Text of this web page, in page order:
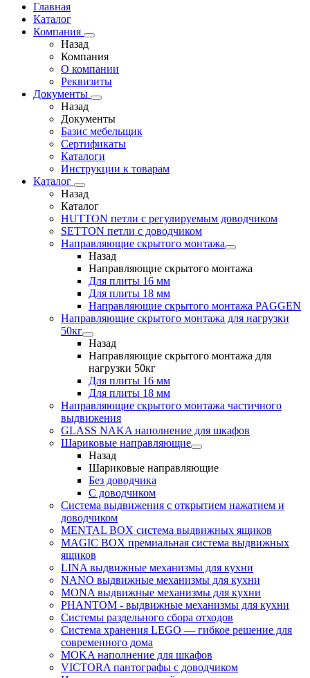
Главная
Каталог
Компания
Назад
Компания
О компании
Реквизиты
Документы
Назад
Документы
Базис мебельщик
Сертификаты
Каталоги
Инструкции к товарам
Каталог
Назад
Каталог
HUTTON петли с регулируемым доводчиком
SETTON петли с доводчиком
Направляющие скрытого монтажа
Назад
Направляющие скрытого монтажа
Для плиты 16 мм
Для плиты 18 мм
Направляющие скрытого монтажа PAGGEN
Направляющие скрытого монтажа для нагрузки
50кг
Назад
Направляющие скрытого монтажа для
нагрузки 50кг
Для плиты 16 мм
Для плиты 18 мм
Направляющие скрытого монтажа частичного
выдвижения
GLASS NAKA наполнение для шкафов
Шариковые направляющие
Назад
Шариковые направляющие
Без доводчика
С доводчиком
Система выдвижения с открытием нажатием и
доводчиком
MENTAL BOX система выдвижных ящиков
MAGIC BOX премиальная система выдвижных
ящиков
LINA выдвижные механизмы для кухни
NANO выдвижные механизмы для кухни
MONA выдвижные механизмы для кухни
PHANTOM - выдвижные механизмы для кухни
Системы раздельного сбора отходов
Система хранения LEGO — гибкое решение для
современного дома
MOKA наполнение для шкафов
VICTORA пантографы с доводчиком